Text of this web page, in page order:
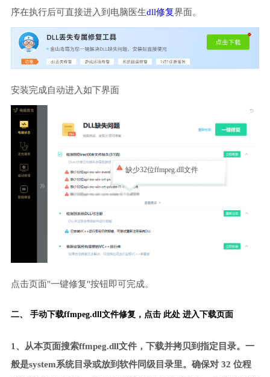
序在执行后可直接进入到电脑医生dll修复界面。
安装完成自动进入如下界面
缺少32位ffmpeg.dll文件
点击页面"一键修复"按钮即可完成。
二、 手动下载ffmpeg.dll文件修复， 点击 此处 进入下载页面
1、从本页面搜索ffmpeg.dll文件，下载并拷贝到指定目录。一
般是system系统目录或放到软件同级目录里。确保对 32 位程